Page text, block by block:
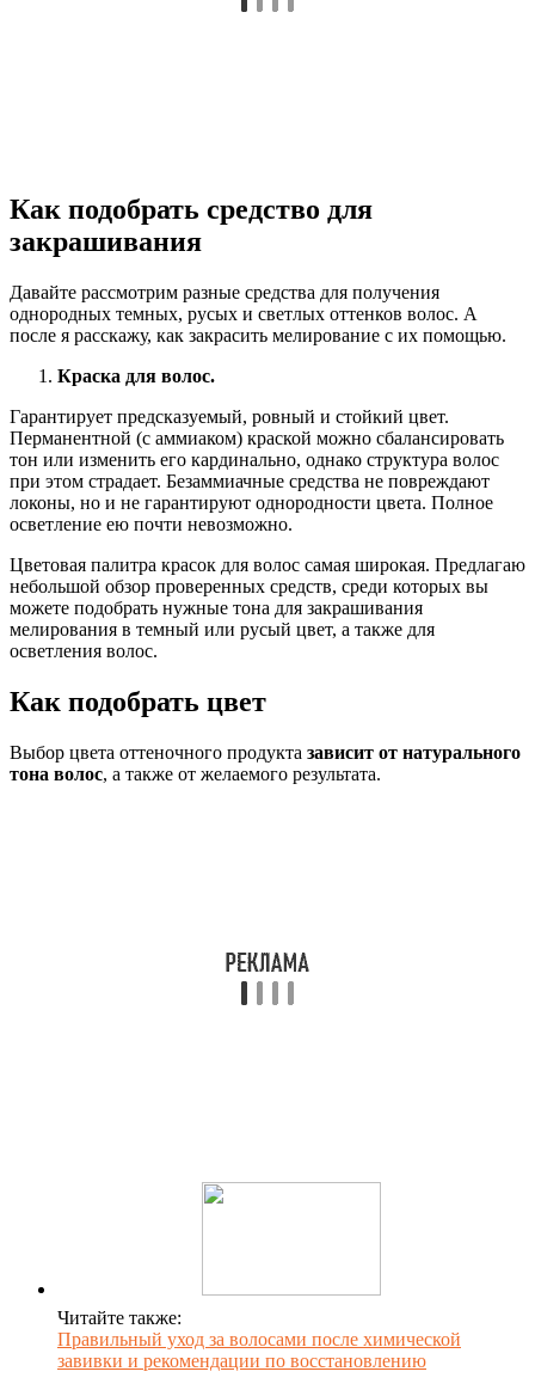
Как подобрать средство для
закрашивания
Давайте рассмотрим разные средства для получения
однородных темных, русых и светлых оттенков волос. А
после я расскажу, как закрасить мелирование с их помощью.
Краска для волос.
Гарантирует предсказуемый, ровный и стойкий цвет.
Перманентной (с аммиаком) краской можно сбалансировать
тон или изменить его кардинально, однако структура волос
при этом страдает. Безаммиачные средства не повреждают
локоны, но и не гарантируют однородности цвета. Полное
осветление ею почти невозможно.
Цветовая палитра красок для волос самая широкая. Предлагаю
небольшой обзор проверенных средств, среди которых вы
можете подобрать нужные тона для закрашивания
мелирования в темный или русый цвет, а также для
осветления волос.
Как подобрать цвет
Выбор цвета оттеночного продукта зависит от натурального
тона волос, а также от желаемого результата.
Читайте также:
Правильный уход за волосами после химической
завивки и рекомендации по восстановлению